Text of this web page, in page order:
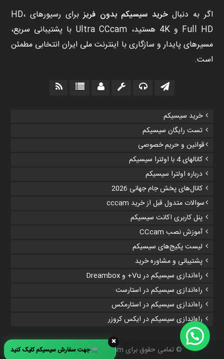
اگر به دنبالخرید سیسیکم بدون فریز
برای رسیورهای HD،
Full HD و 4K هستید، Ultra CCcam با پشتیبانی سریع،
مسیرهای پایدار و سازگاری با اینترنت ملی ایران انتخابی مطمئن
است.
خرید سیسیکم
تست رایگان سیسیکم
قوانین و حریم خصوصی
کانالهای 4 با اولترا سیسیکم
درباره اولترا سیسیکم
کانال‌های پخش جام جهانی 2026
سوالات متدول قبل از خرید cccam
پنل کاربری اکانت سیسیکم
آموزش نصب CCcam
لیست پکیج‌های سیسیکم
پشتیبانی و مشاوره خرید
راه‌اندازی سیسیکم در Vu+ و Dreambox
راه‌اندازی سیسیکم در استارست
راه‌اندازی سیسیکم در استارمکس
راه‌اندازی سیسیکم در ایکس کروزر
© تمامی حقوق برای Ultra CCcamمحفوظ است.
×
جهت سفارش سیسیکم کلیک کنید